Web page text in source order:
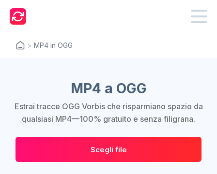
> MP4 in OGG
MP4 a OGG
Estrai tracce OGG Vorbis che risparmiano spazio da
qualsiasi MP4—100% gratuito e senza filigrana.
Scegli file